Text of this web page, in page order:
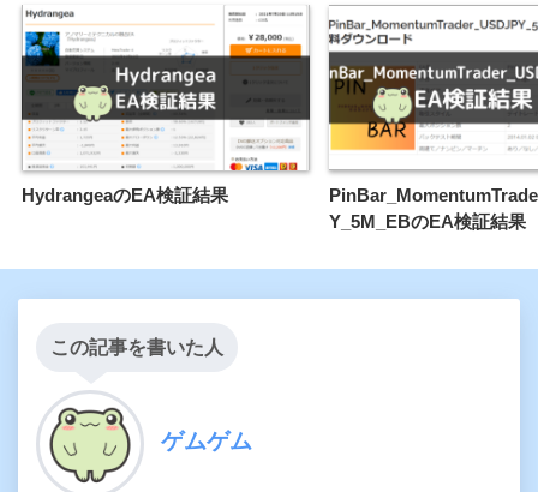
HydrangeaのEA検証結果
Y_5M_EBのEA検証結果
この記事を書いた人
ゲムゲム